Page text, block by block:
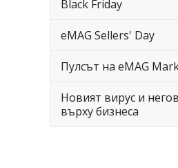
Black Friday
eMAG Sellers' Day
Пулсът на eMAG
Новият вирус и
върху бизнеса